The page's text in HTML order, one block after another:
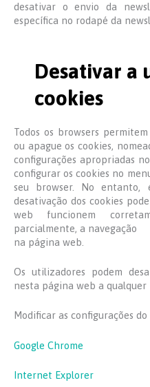
desativar o envio da
específica no rodapé da
Desativar a
cookies
Todos os browsers
ou apague os cookies,
configurações apropriadas
configurar os cookies no
seu browser. No entanto,
desativação dos cookies
web funcionem
parcialmente, a navegação
na página web.
Os utilizadores podem
nesta página web a qualquer
Modificar as configurações
Google Chrome
Internet Explorer